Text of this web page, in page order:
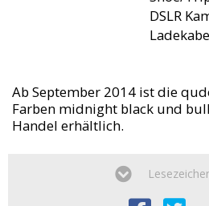
DSLR
Ab September 2014 ist die
Farben midnight black und
Handel erhältlich.